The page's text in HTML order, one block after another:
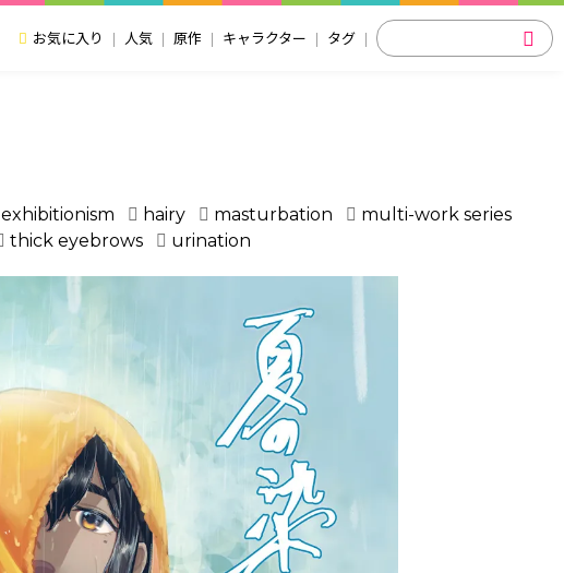
お気に入り 人気 原作 キャラクター タグ
exhibitionism hairy masturbation
multi-work series
thick eyebrows urination